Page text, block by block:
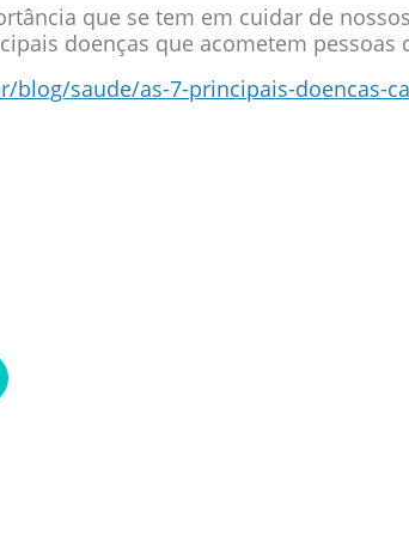
que se tem em cuidar de
doenças que acometem
saude/as-7-principais-doencas-